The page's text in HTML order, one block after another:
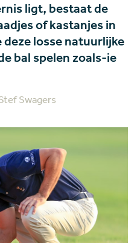
ligt, bestaat de
of kastanjes in
deze losse natuurlijke
bal spelen zoals-ie
Swagers